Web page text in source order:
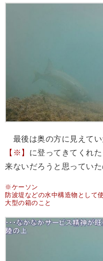
最後は奥の方に見えてい
【※】 に登ってきてくれ
来ないだろうと思ってい
※ケーソン
防波堤などの水中構造物として
大型の箱のこと